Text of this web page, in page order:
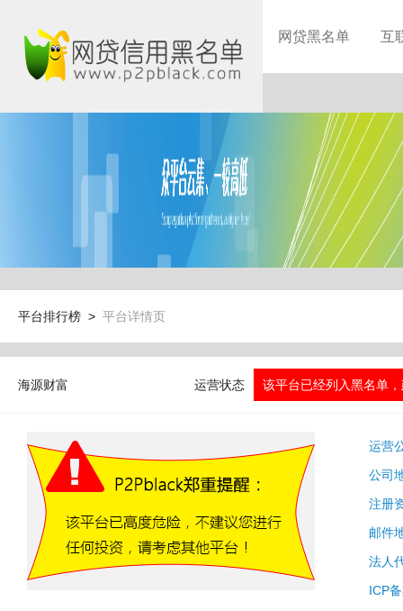
网贷黑名单 互
平台排行榜 > 平台详情页
海源财富 运营状态 该平台已经列入黑名单
运营
公司
注册
邮件
法人
ICP